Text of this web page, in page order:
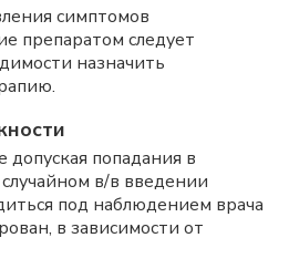
симптомов
препаратом следует
назначить
попадания в
в/в введении
под наблюдением врача
в зависимости от